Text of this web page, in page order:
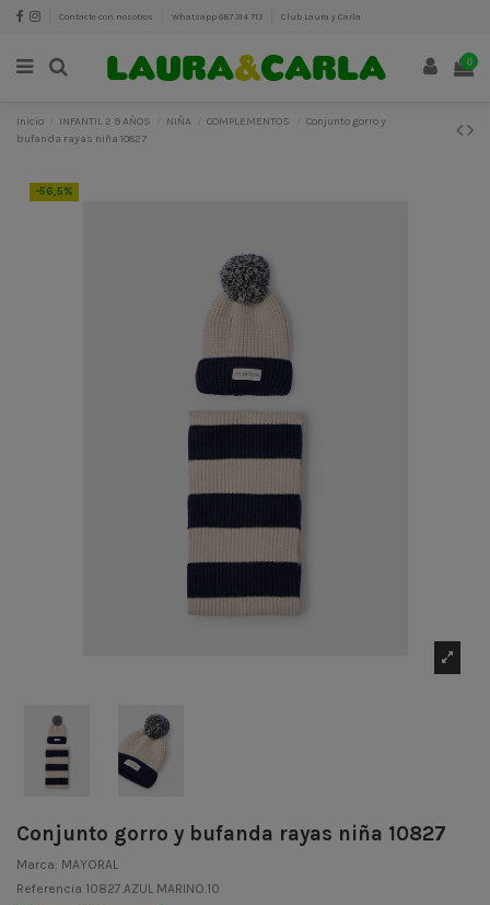
Contacte con nosotros Whatsapp 687 314 713 Club Laura y Carla
0
Inicio INFANTIL 2 9 AÑOS NIÑA COMPLEMENTOS
Conjunto gorro y
bufanda rayas niña 10827
-56,5%
Conjunto gorro y bufanda rayas niña 10827
Marca: MAYORAL
Referencia 10827.AZUL MARINO.10